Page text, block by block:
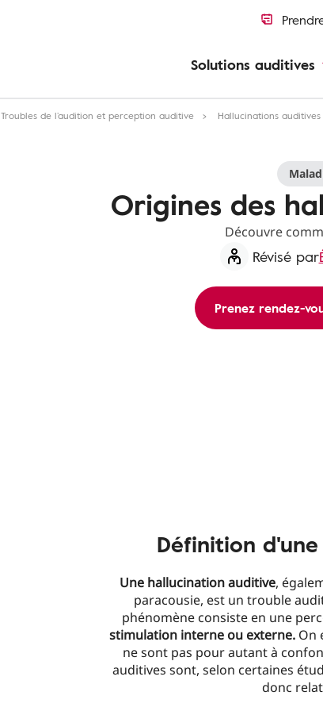
Solutions auditives
Troubles de l’audition et perception auditive Hallucinations auditives
Origines des
Découvre
Révisé par
Prenez rendez-
Définition
Une hallucination auditive,
paracousie, est un trouble
phénomène consiste en une
stimulation interne ou externe.On
ne sont pas pour autant à
auditives sont, selon certaines
donc